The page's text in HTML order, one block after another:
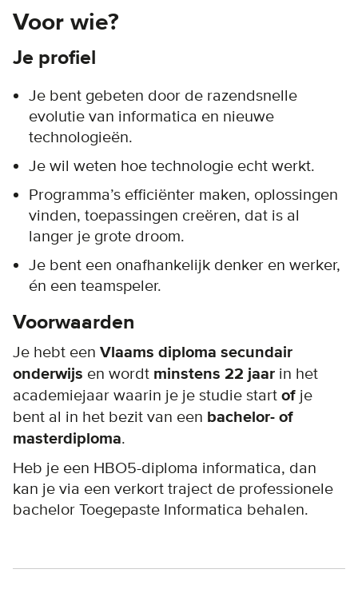
Voor wie?
Je profiel
Je bent gebeten door de razendsnelle
evolutie van informatica en nieuwe
technologieën.
Je wil weten hoe technologie echt werkt.
Programma’s efficiënter maken, oplossingen
vinden, toepassingen creëren, dat is al
langer je grote droom.
Je bent een onafhankelijk denker en werker,
én een teamspeler.
Voorwaarden
Je hebt een Vlaams diploma secundair
onderwijs en wordt minstens 22 jaar in het
academiejaar waarin je je studie start of je
bent al in het bezit van een bachelor- of
masterdiploma.
Heb je een HBO5-diploma informatica, dan
kan je via een verkort traject de professionele
bachelor Toegepaste Informatica behalen.